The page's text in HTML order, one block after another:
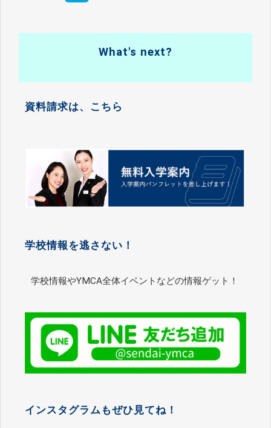
What's next?
資料請求は、こちら
学校情報を逃さない！
学校情報やYMCA全体イベントなどの情報ゲット！
インスタグラムもぜひ見てね！